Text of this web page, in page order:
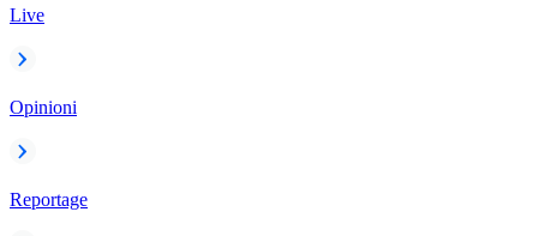
Live
Opinioni
Reportage